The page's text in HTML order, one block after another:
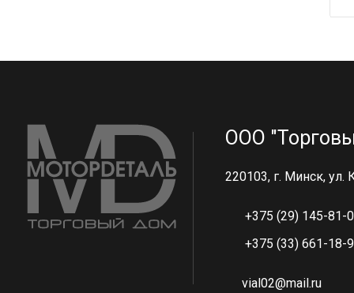
ООО
220103, г. Минск, ул.
+375 (29) 145-81-
+375 (33) 661-18-
vial02@mail.ru